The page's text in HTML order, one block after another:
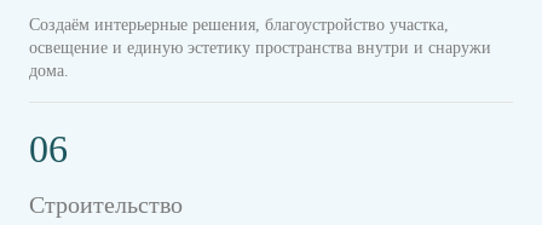
Создаём интерьерные решения, благоустройство участка,
освещение и единую эстетику пространства внутри и снаружи
дома.
06
Строительство